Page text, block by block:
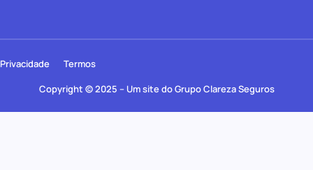
Copyright © 2025 – Um site do Grupo Clareza Seguros
Privacidade Termos